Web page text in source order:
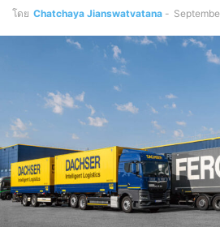
โดย Chatchaya Jianswatvatana -